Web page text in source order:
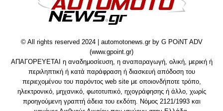
© All rights reserved 2024 | automotonews.gr by G POiNT ADV
(www.gpoint.gr)
ΑΠΑΓΟΡΕΥΕΤΑΙ η αναδημοσίευση, η αναπαραγωγή, ολική, μερική ή
περιληπτική ή κατά παράφραση ή διασκευή απόδοση του
περιεχομένου του παρόντος web site με οποιονδήποτε τρόπο,
ηλεκτρονικό, μηχανικό, φωτοτυπικό, ηχογράφησης ή άλλο, χωρίς
προηγούμενη γραπτή άδεια του εκδότη. Νόμος 2121/1993 και